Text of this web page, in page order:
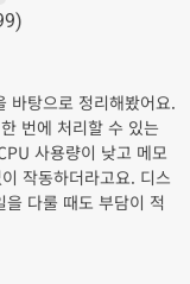
바탕으로 정리해봤어요.
번에 처리할 수 있는
사용량이 낮고 메모
작동하더라고요. 디스
다룰 때도 부담이 적